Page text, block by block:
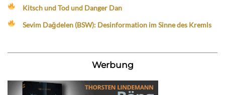
Kitsch und Tod und Danger Dan
Sevim Dağdelen (BSW): Desinformation im Sinne des Kremls
Werbung